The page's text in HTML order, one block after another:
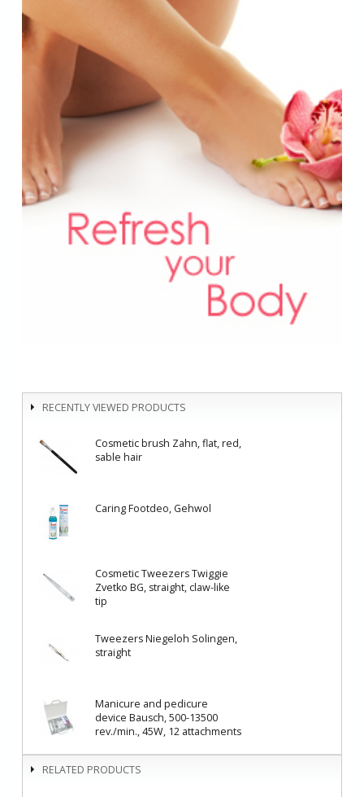
RECENTLY VIEWED PRODUCTS
Cosmetic brush Zahn, flat, red,
sable hair
Caring Footdeo, Gehwol
Cosmetic Tweezers Twiggie
Zvetko BG, straight, claw-like
tip
Tweezers Niegeloh Solingen,
straight
Manicure and pedicure
device Bausch, 500-13500
rev./min., 45W, 12 attachments
RELATED PRODUCTS